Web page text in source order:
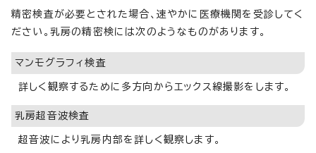
精密検査が必要とされた場合、速やかに医療機関を受診してく
ださい。乳房の精密検には次のようなものがあります。
マンモグラフィ検査
詳しく観察するために多方向からエックス線撮影をします。
乳房超音波検査
超音波により乳房内部を詳しく観察します。